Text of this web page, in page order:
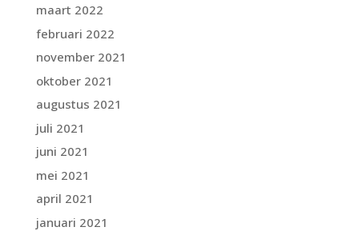
maart 2022
februari 2022
november 2021
oktober 2021
augustus 2021
juli 2021
juni 2021
mei 2021
april 2021
januari 2021